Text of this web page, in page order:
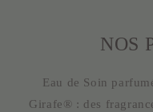
NOS
Eau de Soin
Girafe® : des